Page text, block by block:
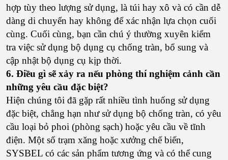
hợp tùy theo lượng sử dụng, là túi hay xô và có cần dễ
dàng di chuyển hay không để xác nhận lựa chọn cuối
cùng. Cuối cùng, bạn cần chú ý thường xuyên kiểm
tra việc sử dụng bộ dụng cụ chống tràn, bổ sung và
cập nhật bộ dụng cụ kịp thời.
6. Điều gì sẽ xảy ra nếu phòng thí nghiệm cảnh cần
những yêu cầu đặc biệt?
Hiện chúng tôi đã gặp rất nhiều tình huống sử dụng
đặc biệt, chẳng hạn như sử dụng bộ chống tràn, có yêu
cầu loại bỏ phoi (phòng sạch) hoặc yêu cầu về tĩnh
điện. Một số trạm xăng hoặc xưởng chế biến,
SYSBEL có các sản phẩm tương ứng và có thể cung